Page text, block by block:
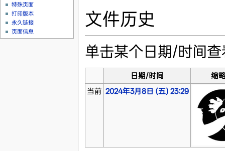
文件历史
单击某个日期/时间
日期/时间
缩
当前 2024年3月8日 (五) 23:29
特殊页面
打印版本
永久链接
页面信息